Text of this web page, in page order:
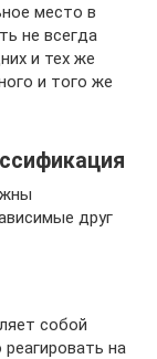
место в
не всегда
и тех же
и того же
друг
собой
на